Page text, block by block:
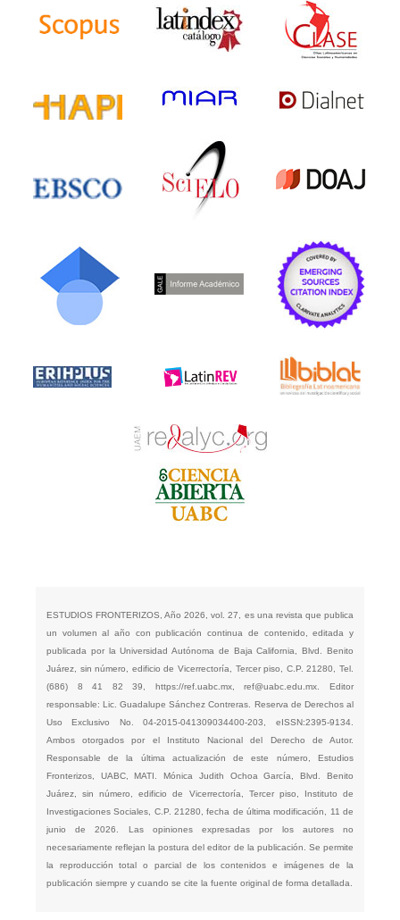
ESTUDIOS FRONTERIZOS, Año 2026, vol. 27, es una revista que publica
un volumen al año con publicación continua de contenido, editada y
publicada por la Universidad Autónoma de Baja California, Blvd. Benito
Juárez, sin número, edificio de Vicerrectoría, Tercer piso, C.P. 21280, Tel.
(686) 8 41 82 39, https://ref.uabc.mx,ref@uabc.edu.mx . Editor
responsable: Lic. Guadalupe Sánchez Contreras. Reserva de Derechos al
Uso Exclusivo No. 04-2015-041309034400-203, eISSN:2395-9134.
Ambos otorgados por el Instituto Nacional del Derecho de Autor.
Responsable de la última actualización de este número, Estudios
Fronterizos, UABC, MATI. Mónica Judith Ochoa García, Blvd. Benito
Juárez, sin número, edificio de Vicerrectoría, Tercer piso, Instituto de
Investigaciones Sociales, C.P. 21280, fecha de última modificación, 11 de
junio de 2026. Las opiniones expresadas por los autores no
necesariamente reflejan la postura del editor de la publicación. Se permite
la reproducción total o parcial de los contenidos e imágenes de la
publicación siempre y cuando se cite la fuente original de forma detallada.